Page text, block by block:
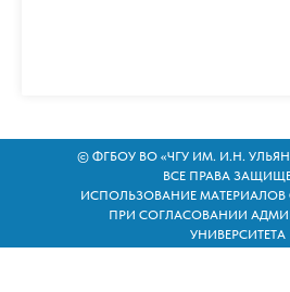
© ФГБОУ ВО «ЧГУ ИМ. И.Н.
ВСЕ ПРАВА
ИСПОЛЬЗОВАНИЕ МАТЕРИАЛОВ
ПРИ СОГЛАСОВАНИИ
УНИВЕРСИТЕТА